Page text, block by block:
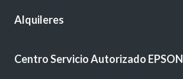
Alquileres
Centro Servicio Autorizado EPSON